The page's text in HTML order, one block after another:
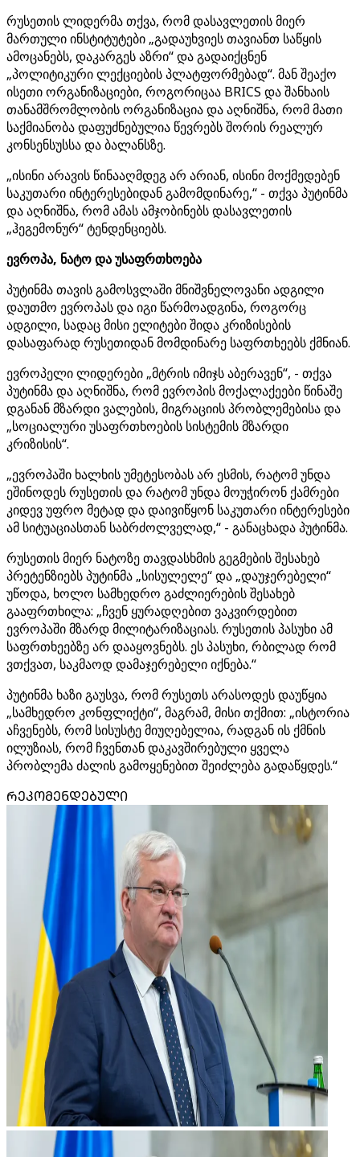
რუსეთის ლიდერმა თქვა, რომ დასავლეთის მიერ
მართული ინსტიტუტები „გადაუხვიეს თავიანთ საწყის
ამოცანებს, დაკარგეს აზრი“ და გადაიქცნენ
„პოლიტიკური ლექციების პლატფორმებად“. მან შეაქო
ისეთი ორგანიზაციები, როგორიცაა BRICS და შანხაის
თანამშრომლობის ორგანიზაცია და აღნიშნა, რომ მათი
საქმიანობა დაფუძნებულია წევრებს შორის რეალურ
კონსენსუსსა და ბალანსზე.
„ისინი არავის წინააღმდეგ არ არიან, ისინი მოქმედებენ
საკუთარი ინტერესებიდან გამომდინარე,“ - თქვა პუტინმა
და აღნიშნა, რომ ამას ამჯობინებს დასავლეთის
„ჰეგემონურ“ ტენდენციებს.
ევროპა, ნატო და უსაფრთხოება
პუტინმა თავის გამოსვლაში მნიშვნელოვანი ადგილი
დაუთმო ევროპას და იგი წარმოადგინა, როგორც
ადგილი, სადაც მისი ელიტები შიდა კრიზისების
დასაფარად რუსეთიდან მომდინარე საფრთხეებს ქმნიან.
ევროპელი ლიდერები „მტრის იმიჯს აბერავენ“, - თქვა
პუტინმა და აღნიშნა, რომ ევროპის მოქალაქეები წინაშე
დგანან მზარდი ვალების, მიგრაციის პრობლემებისა და
„სოციალური უსაფრთხოების სისტემის მზარდი
კრიზისის“.
„ევროპაში ხალხის უმეტესობას არ ესმის, რატომ უნდა
ეშინოდეს რუსეთის და რატომ უნდა მოუჭირონ ქამრები
კიდევ უფრო მეტად და დაივიწყონ საკუთარი ინტერესები
ამ სიტუაციასთან საბრძოლველად,“ - განაცხადა პუტინმა.
რუსეთის მიერ ნატოზე თავდასხმის გეგმების შესახებ
პრეტენზიებს პუტინმა „სისულელე“ და „დაუჯერებელი“
უწოდა, ხოლო სამხედრო გაძლიერების შესახებ
გააფრთხილა: „ჩვენ ყურადღებით ვაკვირდებით
ევროპაში მზარდ მილიტარიზაციას. რუსეთის პასუხი ამ
საფრთხეებზე არ დააყოვნებს. ეს პასუხი, რბილად რომ
ვთქვათ, საკმაოდ დამაჯერებელი იქნება.“
პუტინმა ხაზი გაუსვა, რომ რუსეთს არასოდეს დაუწყია
„სამხედრო კონფლიქტი“, მაგრამ, მისი თქმით: „ისტორია
აჩვენებს, რომ სისუსტე მიუღებელია, რადგან ის ქმნის
ილუზიას, რომ ჩვენთან დაკავშირებული ყველა
პრობლემა ძალის გამოყენებით შეიძლება გადაწყდეს.“
ᲠᲔᲙᲝᲛᲔᲜᲓᲔᲑᲣᲚᲘ